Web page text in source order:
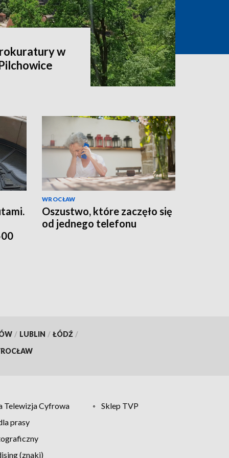
w
WROCŁAW
Oszustwo, które zaczęło się
od jednego telefonu
/ LUBLIN / ŁÓDŹ /
Telewizja Cyfrowa
Sklep TVP
prasy
(znaki)